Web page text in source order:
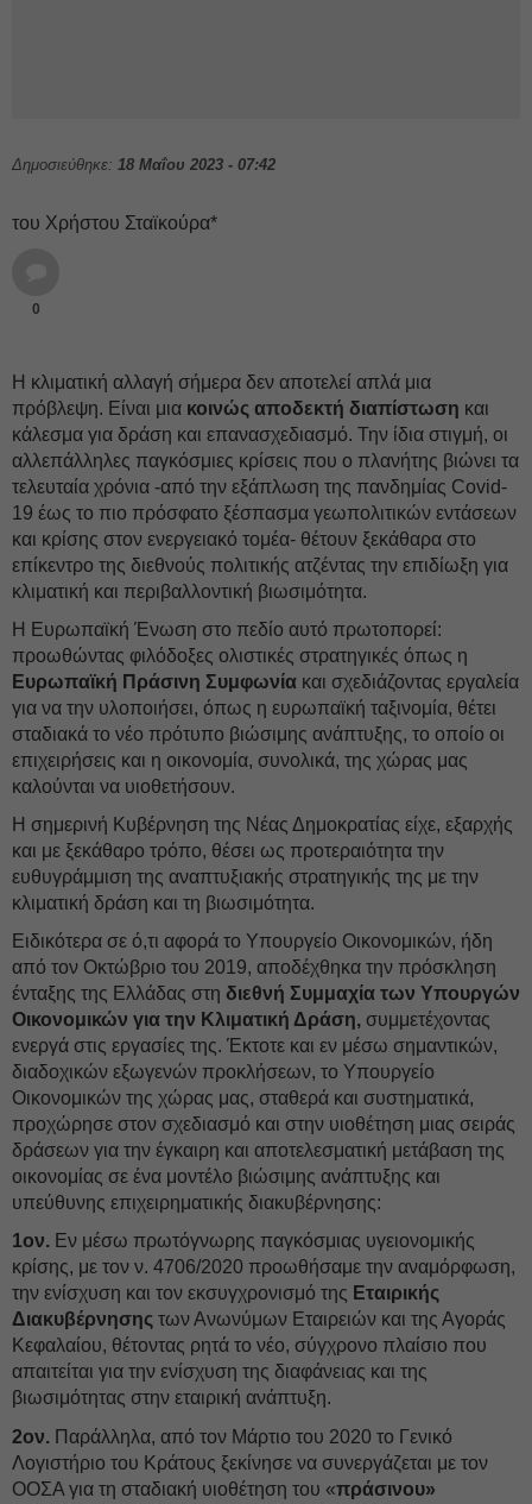
Δημοσιεύθηκε: 18 Μαΐου 2023 - 07:42
του Χρήστου Σταϊκούρα*
0
Η κλιματική αλλαγή σήμερα δεν αποτελεί απλά μια
πρόβλεψη. Είναι μια κοινώς αποδεκτή διαπίστωση και
κάλεσμα για δράση και επανασχεδιασμό. Την ίδια στιγμή, οι
αλλεπάλληλες παγκόσμιες κρίσεις που ο πλανήτης βιώνει τα
τελευταία χρόνια -από την εξάπλωση της πανδημίας Covid-
19 έως το πιο πρόσφατο ξέσπασμα γεωπολιτικών εντάσεων
και κρίσης στον ενεργειακό τομέα- θέτουν ξεκάθαρα στο
επίκεντρο της διεθνούς πολιτικής ατζέντας την επιδίωξη για
κλιματική και περιβαλλοντική βιωσιμότητα.
Η Ευρωπαϊκή Ένωση στο πεδίο αυτό πρωτοπορεί:
προωθώντας φιλόδοξες ολιστικές στρατηγικές όπως η
Ευρωπαϊκή Πράσινη Συμφωνία και σχεδιάζοντας εργαλεία
για να την υλοποιήσει, όπως η ευρωπαϊκή ταξινομία, θέτει
σταδιακά το νέο πρότυπο βιώσιμης ανάπτυξης, το οποίο οι
επιχειρήσεις και η οικονομία, συνολικά, της χώρας μας
καλούνται να υιοθετήσουν.
Η σημερινή Κυβέρνηση της Νέας Δημοκρατίας είχε, εξαρχής
και με ξεκάθαρο τρόπο, θέσει ως προτεραιότητα την
ευθυγράμμιση της αναπτυξιακής στρατηγικής της με την
κλιματική δράση και τη βιωσιμότητα.
Ειδικότερα σε ό,τι αφορά το Υπουργείο Οικονομικών, ήδη
από τον Οκτώβριο του 2019, αποδέχθηκα την πρόσκληση
ένταξης της Ελλάδας στη διεθνή Συμμαχία των Υπουργών
Οικονομικών για την Κλιματική Δράση, συμμετέχοντας
ενεργά στις εργασίες της. Έκτοτε και εν μέσω σημαντικών,
διαδοχικών εξωγενών προκλήσεων, το Υπουργείο
Οικονομικών της χώρας μας, σταθερά και συστηματικά,
προχώρησε στον σχεδιασμό και στην υιοθέτηση μιας σειράς
δράσεων για την έγκαιρη και αποτελεσματική μετάβαση της
οικονομίας σε ένα μοντέλο βιώσιμης ανάπτυξης και
υπεύθυνης επιχειρηματικής διακυβέρνησης:
1ον. Εν μέσω πρωτόγνωρης παγκόσμιας υγειονομικής
κρίσης, με τον ν. 4706/2020 προωθήσαμε την αναμόρφωση,
την ενίσχυση και τον εκσυγχρονισμό της Εταιρικής
Διακυβέρνησης των Ανωνύμων Εταιρειών και της Αγοράς
Κεφαλαίου, θέτοντας ρητά το νέο, σύγχρονο πλαίσιο που
απαιτείται για την ενίσχυση της διαφάνειας και της
βιωσιμότητας στην εταιρική ανάπτυξη.
2ον. Παράλληλα, από τον Μάρτιο του 2020 το Γενικό
Λογιστήριο του Κράτους ξεκίνησε να συνεργάζεται με τον
ΟΟΣΑ για τη σταδιακή υιοθέτηση του «πράσινου»